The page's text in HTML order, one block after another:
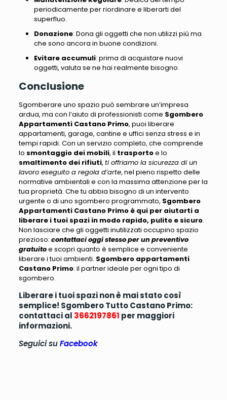
periodicamente per riordinare e liberarti del
superfluo.
Donazione: Dona gli oggetti che non utilizzi più ma
che sono ancora in buone condizioni.
Evitare accumuli: prima di acquistare nuovi
oggetti, valuta se ne hai realmente bisogno.
Conclusione
Sgomberare uno spazio può sembrare un’impresa
ardua, ma con l’aiuto di professionisti come Sgombero
Appartamenti Castano Primo, puoi liberare
appartamenti, garage, cantine e uffici senza stress e in
tempi rapidi. Con un servizio completo, che comprende
lo smontaggio dei mobili, il trasportoe lo
smaltimento dei rifiuti, ti offriamo la sicurezza di un
lavoro eseguito a regola d’arte, nel pieno rispetto delle
normative ambientali e con la massima attenzione per la
tua proprietà. Che tu abbia bisogno di un intervento
urgente o di uno sgombero programmato, Sgombero
Appartamenti Castano Primo è qui per aiutarti a
liberare i tuoi spazi in modo rapido, pulito e sicuro.
Non lasciare che gli oggetti inutilizzati occupino spazio
prezioso: contattaci oggi stesso per un preventivo
gratuitoe scopri quanto è semplice e conveniente
liberare i tuoi ambienti. Sgombero appartamenti
Castano Primo: il partner ideale per ogni tipo di
sgombero.
Liberare i tuoi spazi non è mai stato così
semplice! Sgombero Tutto Castano Primo:
contattaci al 3662197861 per maggiori
informazioni.
Seguici suFacebook